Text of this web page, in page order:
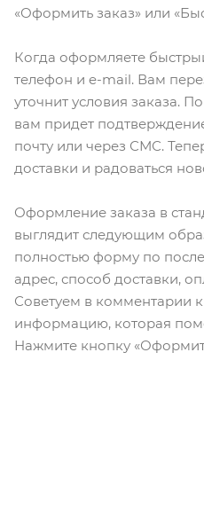
«Оформить заказ» или
Когда оформляете
телефон и e-mail. Вам
уточнит условия заказа.
вам придет
почту или через СМС.
доставки и радоваться
Оформление заказа в
выглядит следующим
полностью форму по
адрес, способ доставки,
Советуем в комментарии к
информацию, которая
Нажмите кнопку